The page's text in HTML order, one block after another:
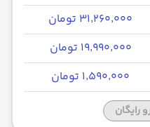
۳۱٬۲۶۰٬۰۰۰ تومان
۱۹٬۹۹۰٬۰۰۰ تومان
۱٬۵۹۰٬۰۰۰ تومان
رایگان